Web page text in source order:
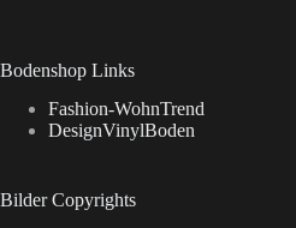
Bodenshop Links
Fashion-WohnTrend
DesignVinylBoden
Bilder Copyrights